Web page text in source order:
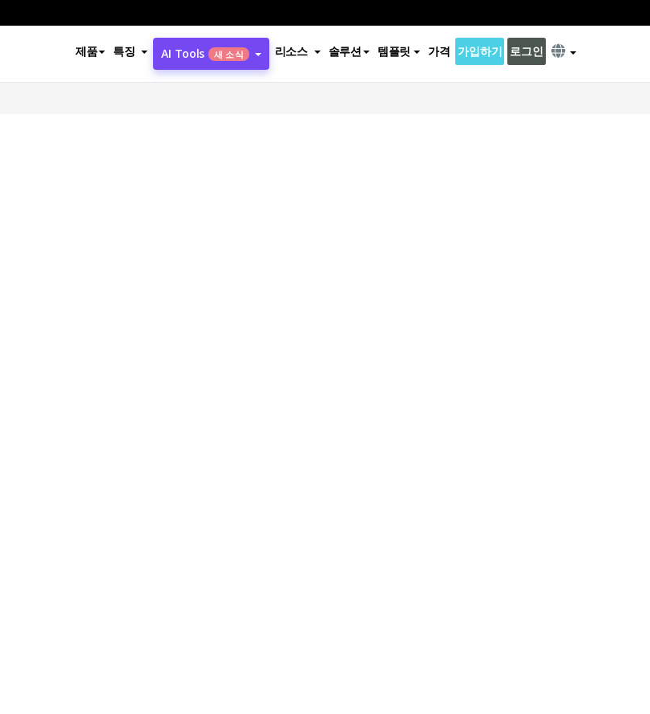
제품 특징 AI Tools 새 소식 리소스 솔루션 템플릿 가격 가입하기 로그인